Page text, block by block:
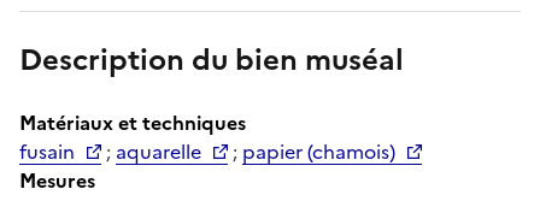
Description du bien muséal
Matériaux et techniques
fusain
; aquarelle ; papier (chamois)
Mesures